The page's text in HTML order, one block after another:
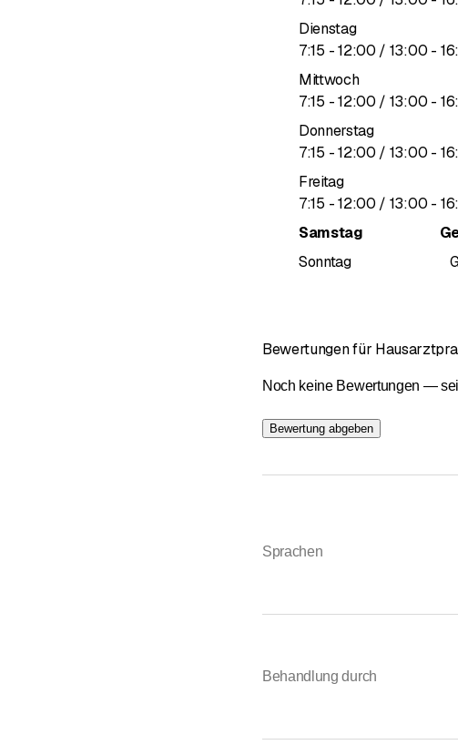
Die kontinuierliche Aus- und
Wir sind anerkannte
studenten, Medizinische
Dienstag
7:15 - bis
12:00 / 13:00 - 16:
Mittwoch
7:15 - bis
12:00 / 13:00 - 16:
Donnerstag
7:15 - bis
12:00 / 13:00 - 16:
Freitag
7:15 - bis
12:00 / 13:00 - 16:
Samstag
Sonntag
Bewertungen für
Noch keine Bewertungen —
Bewertung abgeben
Sprachen
Behandlung durch